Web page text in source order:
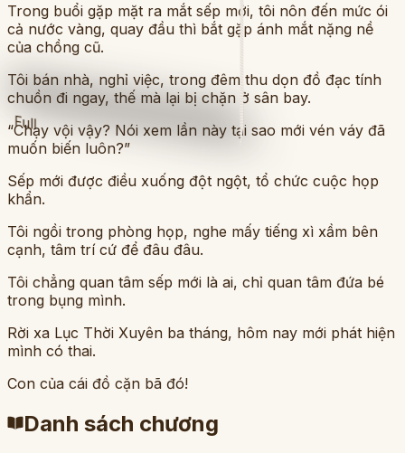
Full
Trong buổi gặp mặt ra mắt sếp mới, tôi nôn đến mức ói
cả nước vàng, quay đầu thì bắt gặp ánh mắt nặng nề
của chồng cũ.
Tôi bán nhà, nghỉ việc, trong đêm thu dọn đồ đạc tính
chuồn đi ngay, thế mà lại bị chặn ở sân bay.
“Chạy vội vậy? Nói xem lần này tại sao mới vén váy đã
muốn biến luôn?”
Sếp mới được điều xuống đột ngột, tổ chức cuộc họp
khẩn.
Tôi ngồi trong phòng họp, nghe mấy tiếng xì xầm bên
cạnh, tâm trí cứ để đâu đâu.
Tôi chẳng quan tâm sếp mới là ai, chỉ quan tâm đứa bé
trong bụng mình.
Rời xa Lục Thời Xuyên ba tháng, hôm nay mới phát hiện
mình có thai.
Con của cái đồ cặn bã đó!
Danh sách chương